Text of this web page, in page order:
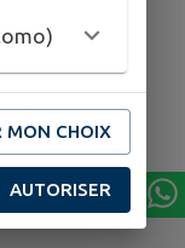
MON CHOIX
AUTORISER